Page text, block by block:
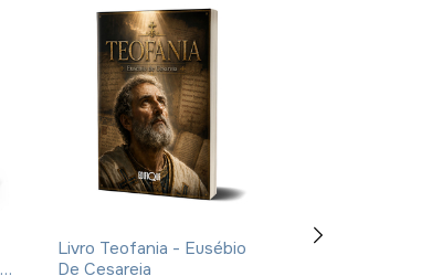
Livro Teofania - Eusébio
De Cesareia
Livro De